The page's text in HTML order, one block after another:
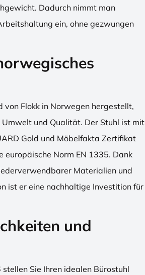
Dadurch nimmt man
ein, ohne gezwungen
von Flokk in Norwegen hergestellt,
und Qualität. Der Stuhl ist mit
Gold und Möbelfakta Zertifikat
europäische Norm EN 1335. Dank
Materialien und
ist er eine nachhaltige Investition für
und
Sie Ihren idealen Bürostuhl